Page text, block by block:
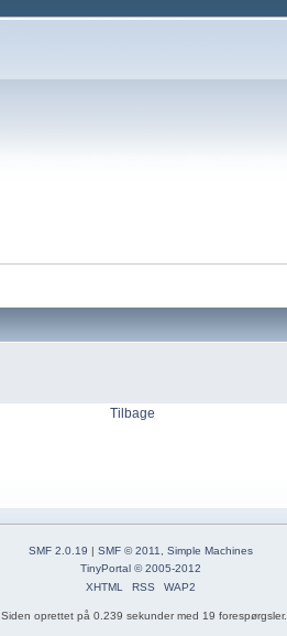
Tilbage
SMF 2.0.19 |SMF © 2011,Simple Machines
TinyPortal © 2005-2012
XHTML
RSS WAP2
Siden oprettet på 0.239 sekunder med 19 forespørgsler.